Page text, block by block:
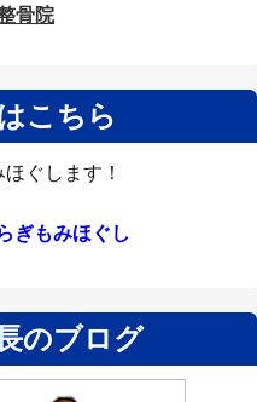
こちら
ぐします！
ぎもみほぐし
のブログ